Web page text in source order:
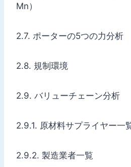
Mn）
2.7. ポーターの5つの力分析
2.8. 規制環境
2.9. バリューチェーン分析
2.9.1. 原材料サプライヤー一
2.9.2. 製造業者一覧